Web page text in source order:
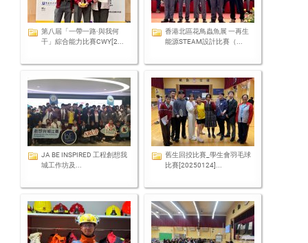
第八屆「一帶一路·與我何
干」綜合能力比賽CWY[2...
香港北區花鳥蟲魚展 一再生
能源STEAM設計比賽（...
JA BE INSPIRED 工程創想我
城工作坊及...
舊生回挍比賽_學生會羽毛球
比賽[20250124]...